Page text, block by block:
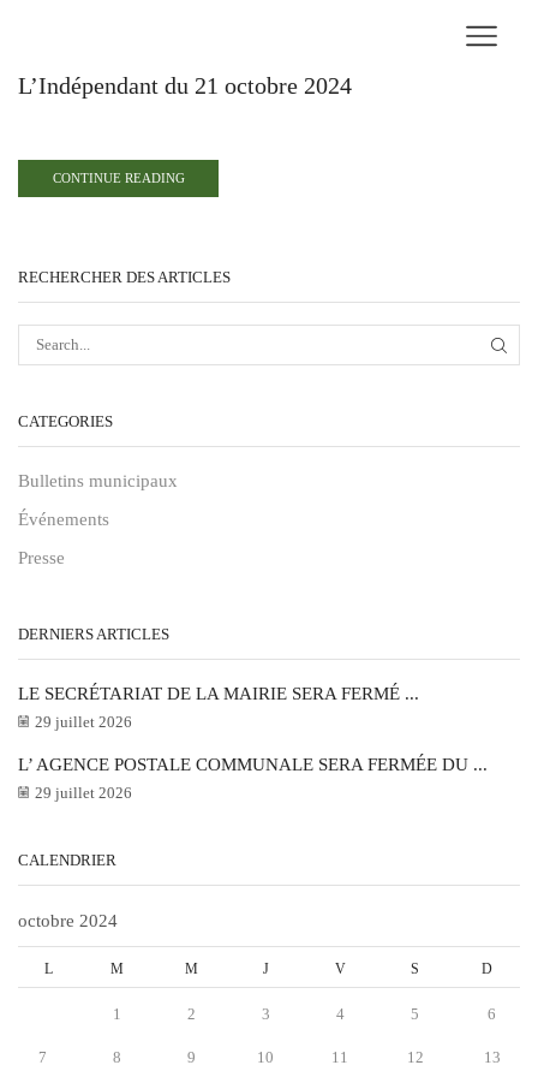
L’Indépendant du 21 octobre 2024
CONTINUE READING
RECHERCHER DES ARTICLES
CATEGORIES
Bulletins municipaux
Événements
Presse
DERNIERS ARTICLES
LE SECRÉTARIAT DE LA MAIRIE SERA FERMÉ ...
29 juillet 2026
L’ AGENCE POSTALE COMMUNALE SERA FERMÉE DU ...
29 juillet 2026
CALENDRIER
octobre 2024
L M M J V S D
1 2 3 4 5 6
7 8 9 10 11 12 13